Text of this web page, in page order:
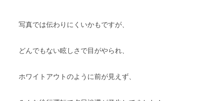
写真では伝わりにくいかもですが、
どんでもない眩しさで目がやられ、
ホワイトアウトのように前が見えず、